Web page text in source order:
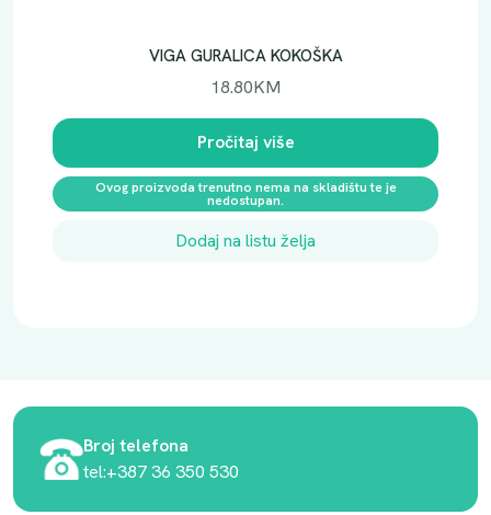
VIGA GURALICA KOKOŠKA
18.80KM
Pročitaj više
Ovog proizvoda trenutno nema na skladištu te je
nedostupan.
Dodaj na listu želja
Broj telefona
tel:+387 36 350 530